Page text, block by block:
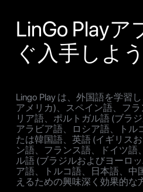
LinGo Play
ぐ入手しよう
Lingo Play は、外国語を学習
アメリカ)、スペイン語、フ
リア語、ポルトガル語 (ブラ
アラビア語、ロシア語、トル
たは韓国語、英語 (イギリス
ン語、フランス語、ドイツ語
ル語 (ブラジルおよびヨーロ
ア語、トルコ語、日本語、中
えるための興味深く効果的な